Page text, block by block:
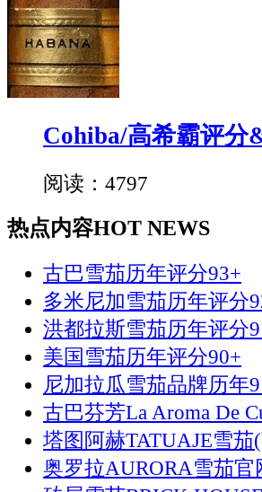
Cohiba/高希霸评分
阅读：4797
热点内容HOT NEWS
古巴雪茄历年评分93+
多米尼加雪茄历年评分
洪都拉斯雪茄历年评分
美国雪茄历年评分90+
尼加拉瓜雪茄品牌历年
古巴芬芳La Aroma De
塔图阿赫TATUAJE雪
奥罗拉AURORA雪茄官